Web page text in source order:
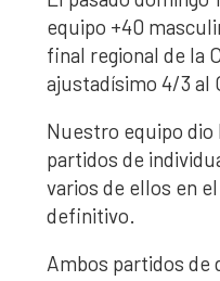
equipo +40
final regional de la
ajustadísimo 4/3 al
Nuestro equipo dio
partidos de
varios de ellos en
definitivo.
Ambos partidos